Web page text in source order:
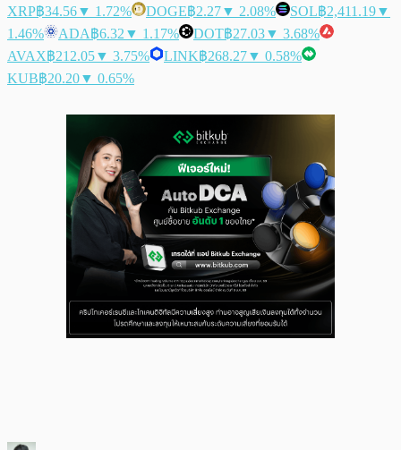
XRP฿34.56▼ 1.72% DOGE฿2.27▼ 2.08% SOL฿2,411.19▼
1.46%
ADA฿6.32 ▼ 1.17% DOT฿27.03▼ 3.68%
AVAX฿212.05▼ 3.75% LINK฿268.27▼ 0.58%
KUB฿20.20▼ 0.65%